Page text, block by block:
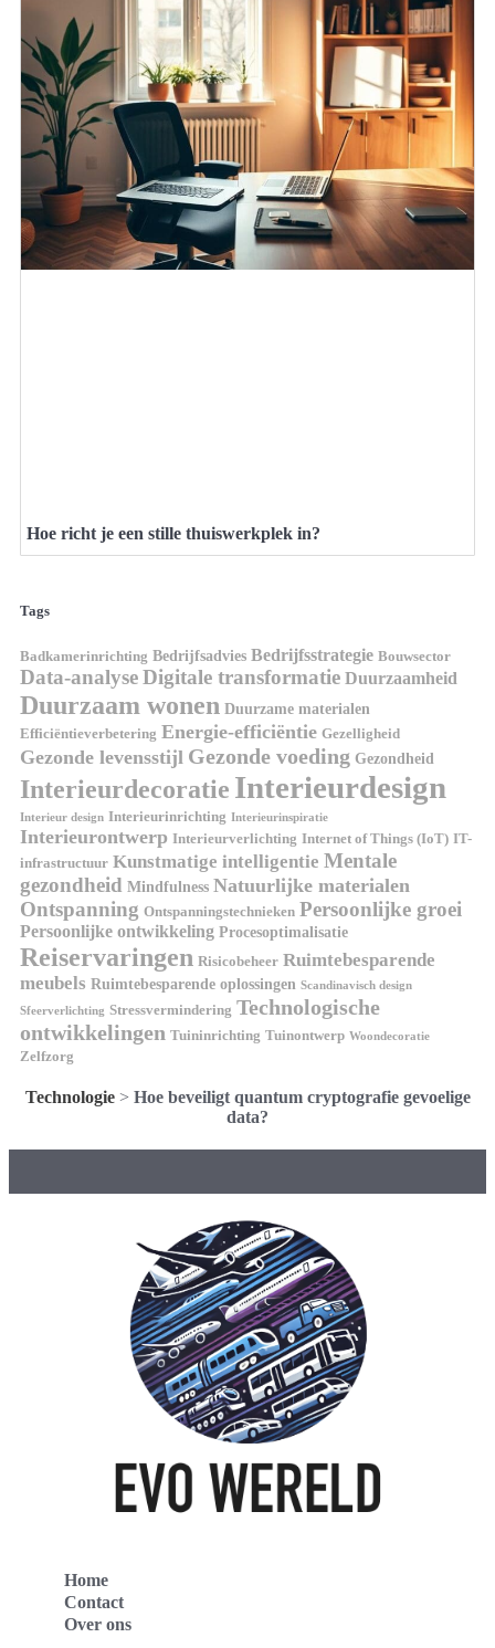
Hoe richt je een stille thuiswerkplek in?
Tags
Badkamerinrichting Bedrijfsadvies Bedrijfsstrategie Bouwsector
Data-analyseDigitale transformatie Duurzaamheid
Duurzaam wonen Duurzame materialen
Efficiëntieverbetering Energie-efficiëntie Gezelligheid
Gezonde levensstijl Gezonde voeding Gezondheid
Interieurdecoratie Interieurdesign
Interieur design Interieurinrichting Interieurinspiratie
Interieurontwerp Interieurverlichting Internet of Things (IoT) IT-
infrastructuur Kunstmatige intelligentie Mentale
gezondheid Mindfulness Natuurlijke materialen
Ontspanning Ontspanningstechnieken Persoonlijke groei
Persoonlijke ontwikkeling Procesoptimalisatie
Reiservaringen Risicobeheer Ruimtebesparende
meubels Ruimtebesparende oplossingen Scandinavisch design
Sfeerverlichting Stressvermindering Technologische
ontwikkelingen Tuininrichting Tuinontwerp Woondecoratie
Zelfzorg
Technologie> Hoe beveiligt quantum cryptografie gevoelige
data?
Home
Contact
Over ons